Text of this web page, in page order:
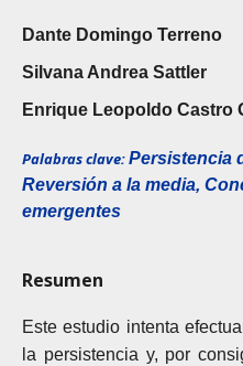
Dante Domingo Terreno
Silvana Andrea Sattler
Enrique Leopoldo Castro
Palabras clave:Persistencia
Reversión a la media,
emergentes
Resumen
Este estudio intenta
la persistencia y, por